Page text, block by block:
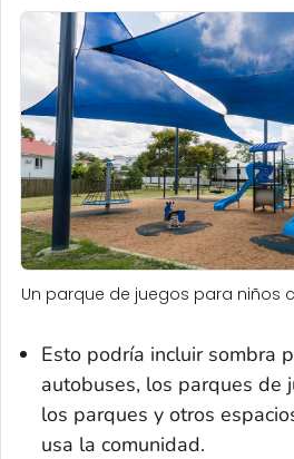
Un parque de juegos para niños
Esto podría incluir sombra
autobuses, los parques de
los parques y otros
usa la comunidad.